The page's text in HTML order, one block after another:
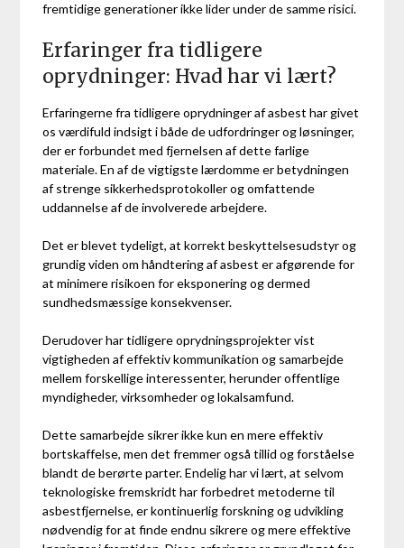
fremtidige generationer ikke lider under de samme risici.
Erfaringer fra tidligere
oprydninger: Hvad har vi lært?
Erfaringerne fra tidligere oprydninger af asbest har givet
os værdifuld indsigt i både de udfordringer og løsninger,
der er forbundet med fjernelsen af dette farlige
materiale. En af de vigtigste lærdomme er betydningen
af strenge sikkerhedsprotokoller og omfattende
uddannelse af de involverede arbejdere.
Det er blevet tydeligt, at korrekt beskyttelsesudstyr og
grundig viden om håndtering af asbest er afgørende for
at minimere risikoen for eksponering og dermed
sundhedsmæssige konsekvenser.
Derudover har tidligere oprydningsprojekter vist
vigtigheden af effektiv kommunikation og samarbejde
mellem forskellige interessenter, herunder offentlige
myndigheder, virksomheder og lokalsamfund.
Dette samarbejde sikrer ikke kun en mere effektiv
bortskaffelse, men det fremmer også tillid og forståelse
blandt de berørte parter. Endelig har vi lært, at selvom
teknologiske fremskridt har forbedret metoderne til
asbestfjernelse, er kontinuerlig forskning og udvikling
nødvendig for at finde endnu sikrere og mere effektive